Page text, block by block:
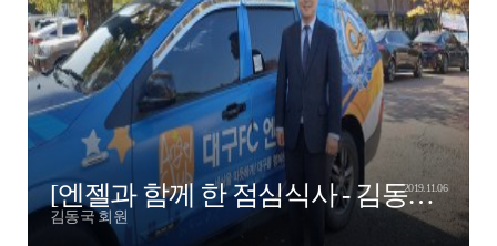
[엔젤과 함께 한 점심식사 - 김동국엔젤]
김동국 회원
2019.11.06